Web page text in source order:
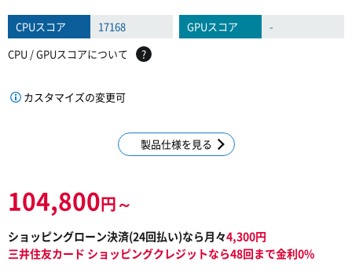
CPUスコア 17168 GPUスコア
-
CPU / GPUスコアについて
?
カスタマイズの変更可
製品仕様を見る
104,800円～
ショッピングローン決済(24回払い)なら月々4,300円
三井住友カード ショッピングクレジットなら48回まで金利0%